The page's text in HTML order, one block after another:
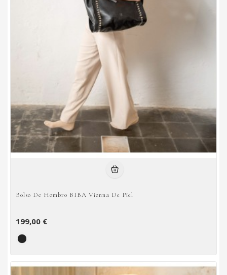
Bolso De Hombro BIBA Vienna De Piel
199,00 €